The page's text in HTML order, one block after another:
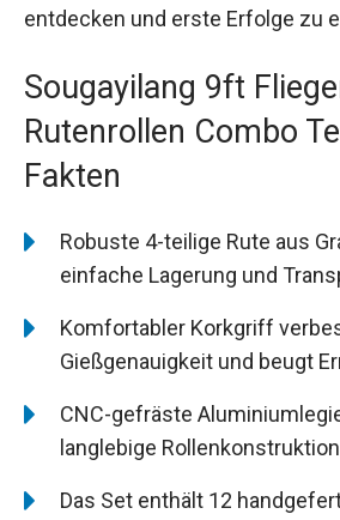
entdecken und erste Erfolge zu
Sougayilang 9ft
Rutenrollen Combo
Fakten
Robuste 4-teilige Rute aus
einfache Lagerung und
Komfortabler Korkgriff
Gießgenauigkeit und beugt
CNC-gefräste
langlebige
Das Set enthält 12